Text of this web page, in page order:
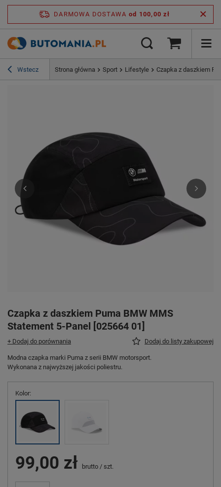
DARMOWA DOSTAWA od 100,00 zł
Wstecz Strona główna Sport Lifestyle Czapka z daszkiem
Czapka z daszkiem Puma BMW MMS
Statement 5-Panel [025664 01]
+ Dodaj do porównania Dodaj do listy zakupowej
Modna czapka marki Puma z serii BMW motorsport.
Wykonana z najwyższej jakości poliestru.
Kolor
99,00 zł brutto / szt.